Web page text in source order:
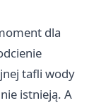
dla
tafli wody
istnieją. A